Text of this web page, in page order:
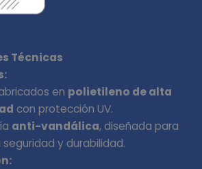
Técnicas
en polietileno de alta
con protección UV.
anti-vandálica, diseñada para
y durabilidad.